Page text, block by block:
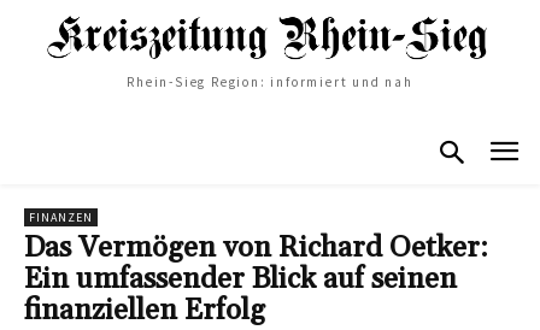
Rhein-Sieg Region: informiert und nah
FINANZEN
Das Vermögen von Richard Oetker:
Ein umfassender Blick auf seinen
finanziellen Erfolg